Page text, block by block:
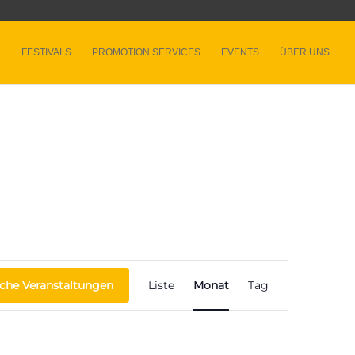
FESTIVALS PROMOTION SERVICES EVENTS ÜBER UNS
Veranstaltungen
Ansichten-
Liste Monat Tag